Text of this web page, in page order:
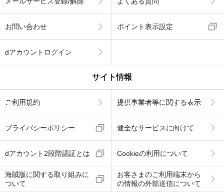
お問い合わせ ポイント表示設定
dアカウントログイン
サイト情報
ご利用規約 提供事業者等に関する表示
プライバシーポリシー 健全なサービスに向けて
dアカウント2段階認証とは Cookieの利用について
海賊版に関する取り組みに
ついて
お客さまのご利用端末から
の情報の外部送信について